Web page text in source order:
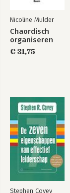
Nicoline Mulder
Chaordisch
organiseren
€ 31,75
Stephen Covey